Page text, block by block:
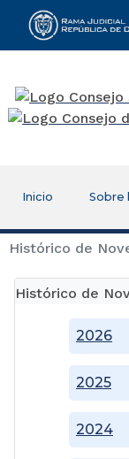
Rama
Inicio Sobre
Histórico de
Histórico de
2024
2025
2026